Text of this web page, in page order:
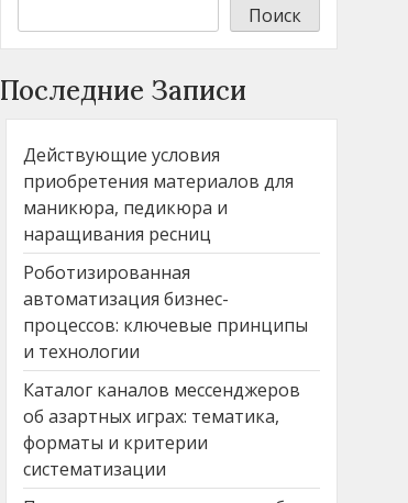
Поиск
Последние Записи
Действующие условия
приобретения материалов для
маникюра, педикюра и
наращивания ресниц
Роботизированная
автоматизация бизнес-
процессов: ключевые принципы
и технологии
Каталог каналов мессенджеров
об азартных играх: тематика,
форматы и критерии
систематизации